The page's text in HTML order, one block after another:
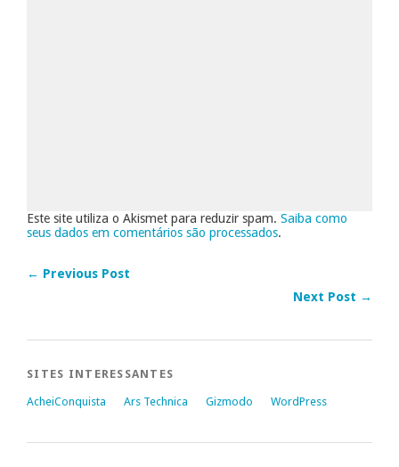
Este site utiliza o Akismet para reduzir spam. Saiba como
seus dados em comentários são processados.
← Previous Post
Next Post →
SITES INTERESSANTES
AcheiConquista Ars Technica Gizmodo WordPress